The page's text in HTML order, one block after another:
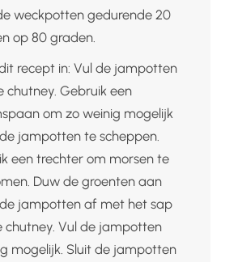
weckpotten gedurende 20
op 80 graden.
recept in: Vul de jampotten
chutney. Gebruik een
om zo weinig mogelijk
jampotten te scheppen.
een trechter om morsen te
Duw de groenten aan
jampotten af met het sap
chutney. Vul de jampotten
mogelijk. Sluit de jampotten